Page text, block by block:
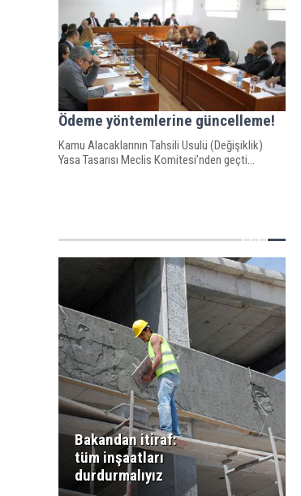
Ödeme yöntemlerine güncelleme!
Kamu Alacaklarının Tahsili Usulü (Değişiklik)
Yasa Tasarısı Meclis Komitesi’nden geçti…
Bakandan itiraf:
tüm inşaatları
durdurmalıyız